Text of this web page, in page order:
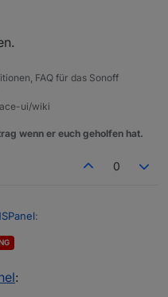
FAQ für das Sonoff
ui/wiki
wenn er euch geholfen hat.
0
:
Habe jetzt
cardEnities 2
Ding bleibt hell... bei
: